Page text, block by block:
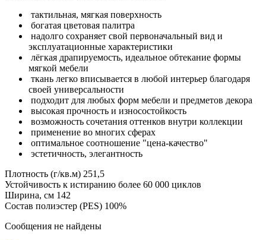
тактильная, мягкая поверхность
богатая цветовая палитра
надолго сохраняет свой первоначальный вид и
эксплуатационные характеристики
лёгкая драпируемость, идеальное обтекание формы
мягкой мебели
ткань легко вписывается в любой интерьер благодаря
своей универсальности
подходит для любых форм мебели и предметов декора
высокая прочность и износостойкость
возможность сочетания оттенков внутри коллекции
применение во многих сферах
оптимальное соотношение "цена-качество"
эстетичность, элегантность
Плотность (г/кв.м) 251,5
Устойчивость к истиранию более 60 000 циклов
Ширина, см 142
Состав полиэстер (PES) 100%
Сообщения не найдены